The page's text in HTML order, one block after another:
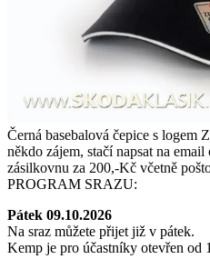
Černá basebalová čepice s
někdo zájem, stačí napsat na
zásilkovnu za 200,-Kč včetně
PROGRAM SRAZU:
Pátek 09.10.2026
Na sraz můžete přijet již v pátek.
Kemp je pro účastníky otevřen od